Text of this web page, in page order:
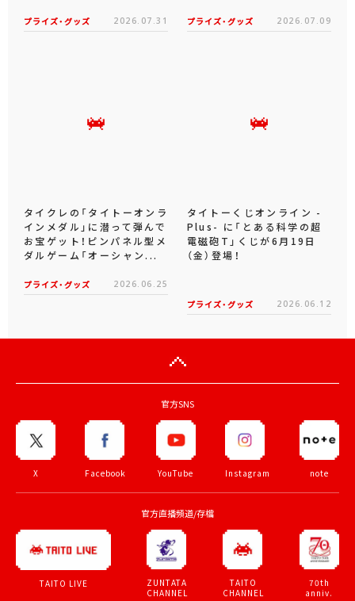
プライズ・グッズ 2026.07.31 プライズ・グッズ 2026.07.09
タイクレの「タイトーオンラ
インメダル」に潜って弾んで
お宝ゲット！ピンパネル型メ
ダルゲーム「オーシャン...
プライズ・グッズ 2026.06.25
タイトーくじオンライン -
Plus- に「とある科学の超
電磁砲T」くじが6月19日
（金）登場！
プライズ・グッズ 2026.06.12
官方SNS
X Facebook YouTube Instagram note
官方直播頻道/存檔
TAITO LIVE
ZUNTATA
CHANNEL
TAITO
CHANNEL
70th
anniv.